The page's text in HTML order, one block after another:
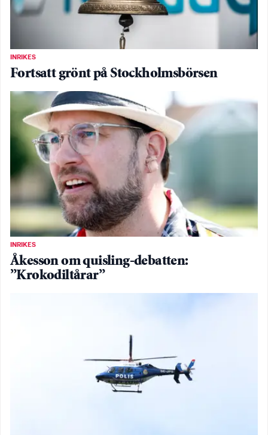
INRIKES
Fortsatt grönt på Stockholmsbörsen
INRIKES
Åkesson om quisling-debatten:
”Krokodiltårar”